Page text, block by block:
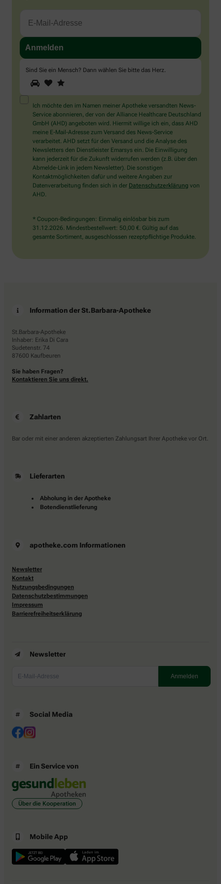
Sind Sie ein Mensch? Dann wählen Sie bitte das Herz.
Sind
Sie
ein
Mensch?
Dann
wählen
Sie
bitte
das
Herz.
1 2
Ich möchte den im Namen meiner Apotheke versandten News-
Service abonnieren, der von der Alliance Healthcare Deutschland
GmbH (AHD) angeboten wird. Hiermit willige ich ein, dass AHD
meine E-Mail-Adresse zum Versand des News-Service
verarbeitet. AHD setzt für den Versand und die Analyse des
Newsletters den Dienstleister Emarsys ein. Die Einwilligung
kann jederzeit für die Zukunft widerrufen werden (z.B. über den
Abmelde-Link in jedem Newsletter). Die sonstigen
Kontaktmöglichkeiten dafür und weitere Angaben zur
Datenverarbeitung finden sich in der Datenschutzerklärung von
AHD.
* Coupon-Bedingungen: Einmalig einlösbar bis zum
31.12.2026. Mindestbestellwert: 50,00 €. Gültig auf das
gesamte Sortiment, ausgeschlossen rezeptpflichtige Produkte.
Information der St.Barbara-Apotheke
St.Barbara-Apotheke
Inhaber: Erika Di Cara
Sudetenstr. 74
87600 Kaufbeuren
Sie haben Fragen?
Kontaktieren Sie uns direkt.
Zahlarten
Bar oder mit einer anderen akzeptierten Zahlungsart Ihrer Apotheke vor Ort.
Lieferarten
Abholung in der Apotheke
Botendienstlieferung
apotheke.com Informationen
Newsletter
Kontakt
Nutzungsbedingungen
Datenschutzbestimmungen
Impressum
Barrierefreiheitserklärung
Newsletter
Social Media
Ein Service von
Über die Kooperation
Mobile App